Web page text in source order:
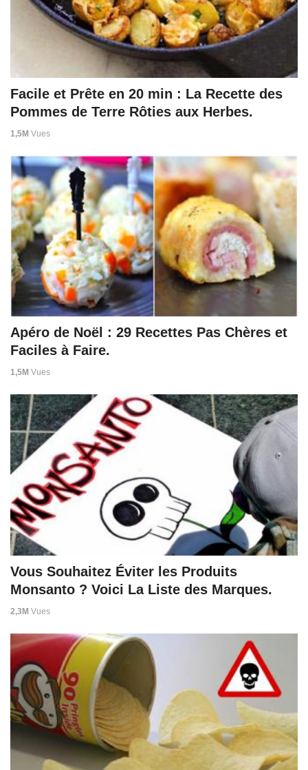
Facile et Prête en 20 min : La Recette des
Pommes de Terre Rôties aux Herbes.
1,5M Vues
Apéro de Noël : 29 Recettes Pas Chères et
Faciles à Faire.
1,5M Vues
Vous Souhaitez Éviter les Produits
Monsanto ? Voici La Liste des Marques.
2,3M Vues